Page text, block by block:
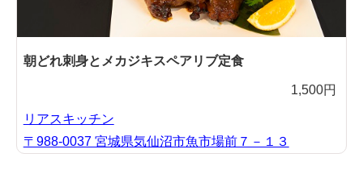
朝どれ刺身とメカジキスペアリブ定食
1,500円
リアスキッチン
〒988-0037 宮城県気仙沼市魚市場前７－１３